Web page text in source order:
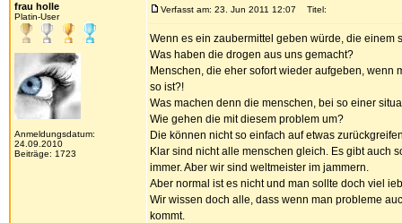
frau holle
Platin-User
Anmeldungsdatum:
24.09.2010
Beiträge: 1723
Verfasst am: 23. Jun 2011 12:07 Titel:
Wenn es ein zaubermittel geben würde, die einem
Was haben die drogen aus uns gemacht?
Menschen, die eher sofort wieder aufgeben, wenn
so ist?!
Was machen denn die menschen, bei so einer
Wie gehen die mit diesem problem um?
Die können nicht so einfach auf etwas
Klar sind nicht alle menschen gleich. Es gibt auch
immer. Aber wir sind weltmeister im jammern.
Aber normal ist es nicht und man sollte doch viel
Wir wissen doch alle, dass wenn man probleme
kommt.